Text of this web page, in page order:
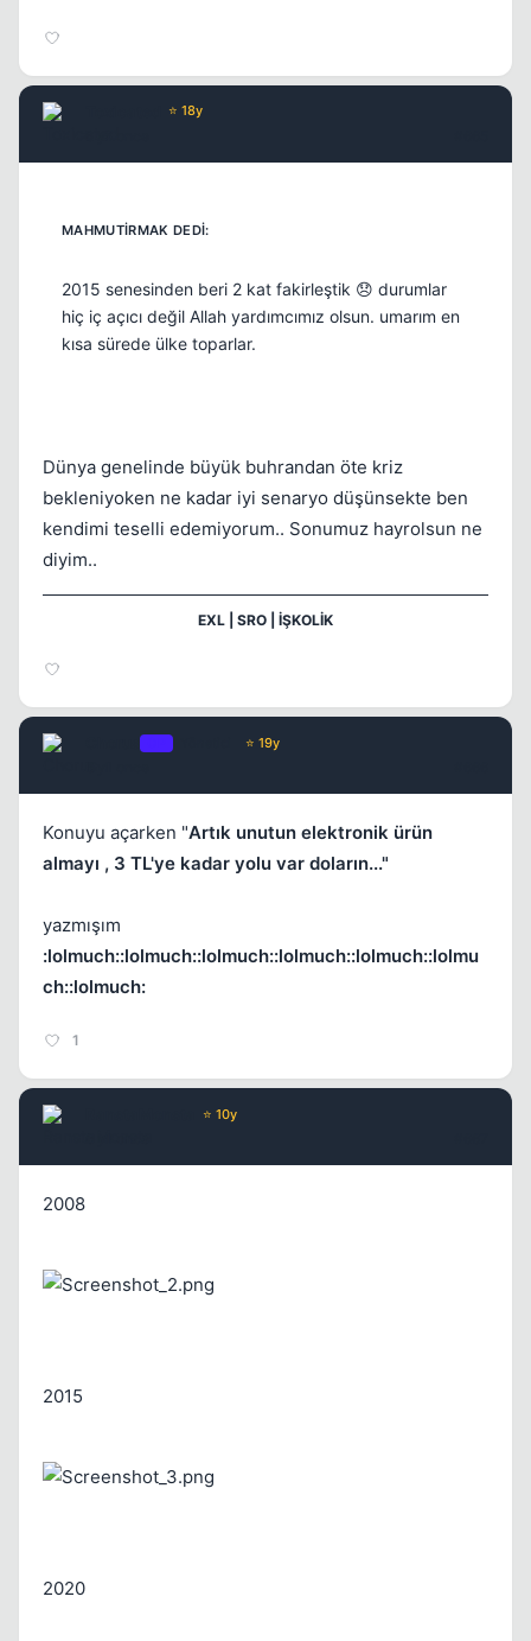
⭐ 18y
2015 senesinden beri 2 kat fakirleştik 😞 durumlar
hiç iç açıcı değil Allah yardımcımız olsun. umarım en
kısa sürede ülke toparlar.
Dünya genelinde büyük buhrandan öte kriz
bekleniyoken ne kadar iyi senaryo düşünsekte ben
kendimi teselli edemiyorum.. Sonumuz hayrolsun ne
diyim..
EXL | SRO | İŞKOLİK
⭐ 19y
Konuyu açarken "Artık unutun elektronik ürün
almayı , 3 TL'ye kadar yolu var doların..."
yazmışım
:lolmuch::lolmuch::lolmuch::lolmuch::lolmuch::lolmu
ch::lolmuch:
1
⭐ 10y
2008
2015
2020
Kapat